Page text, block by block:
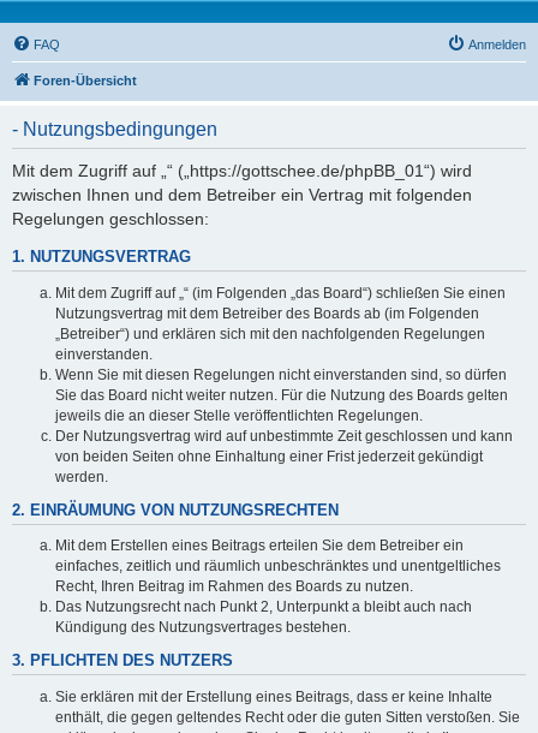
FAQ Anmelden
Foren-Übersicht
- Nutzungsbedingungen
Mit dem Zugriff auf „“ („https://gottschee.de/phpBB_01“) wird
zwischen Ihnen und dem Betreiber ein Vertrag mit folgenden
Regelungen geschlossen:
1. NUTZUNGSVERTRAG
Mit dem Zugriff auf „“ (im Folgenden „das Board“) schließen Sie einen
Nutzungsvertrag mit dem Betreiber des Boards ab (im Folgenden
„Betreiber“) und erklären sich mit den nachfolgenden Regelungen
einverstanden.
Wenn Sie mit diesen Regelungen nicht einverstanden sind, so dürfen
Sie das Board nicht weiter nutzen. Für die Nutzung des Boards gelten
jeweils die an dieser Stelle veröffentlichten Regelungen.
Der Nutzungsvertrag wird auf unbestimmte Zeit geschlossen und kann
von beiden Seiten ohne Einhaltung einer Frist jederzeit gekündigt
werden.
2. EINRÄUMUNG VON NUTZUNGSRECHTEN
Mit dem Erstellen eines Beitrags erteilen Sie dem Betreiber ein
einfaches, zeitlich und räumlich unbeschränktes und unentgeltliches
Recht, Ihren Beitrag im Rahmen des Boards zu nutzen.
Das Nutzungsrecht nach Punkt 2, Unterpunkt a bleibt auch nach
Kündigung des Nutzungsvertrages bestehen.
3. PFLICHTEN DES NUTZERS
Sie erklären mit der Erstellung eines Beitrags, dass er keine Inhalte
enthält, die gegen geltendes Recht oder die guten Sitten verstoßen. Sie